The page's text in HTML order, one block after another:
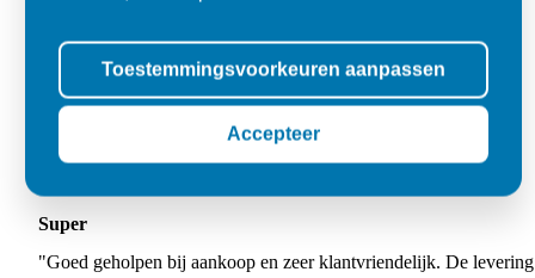
Super
"Goed geholpen bij aankoop en zeer klantvriendelijk. De
Toestemmingsvoorkeuren aanpassen
Accepteer